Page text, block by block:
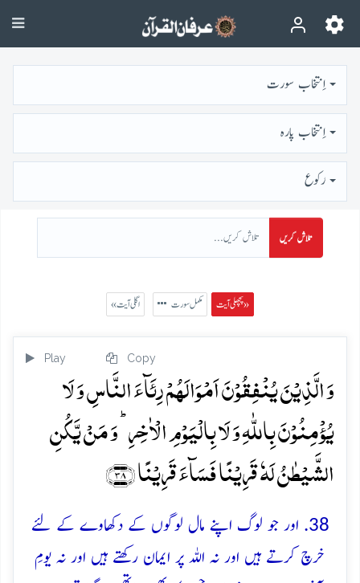
اِنتخاب سورت
اِنتخاب پارہ
رُكوع
تلاش کریں
پچھلی آیت » مکمل سورت « اگلی آیت
Play Copy
وَ الَّذِیۡنَ یُنۡفِقُوۡنَ اَمۡوَالَہُمۡ رِئَآءَ النَّاسِ وَ لَا
یُؤۡمِنُوۡنَ بِاللّٰہِ وَ لَا بِالۡیَوۡمِ الۡاٰخِرِ ؕ وَ مَنۡ یَّکُنِ
الشَّیۡطٰنُ لَہٗ قَرِیۡنًا فَسَآءَ قَرِیۡنًا ﴿۳۸﴾
38. اور جو لوگ اپنے مال لوگوں کے دکھاوے کے لئے
خرچ کرتے ہیں اور نہ اللہ پر ایمان رکھتے ہیں اور نہ یومِ